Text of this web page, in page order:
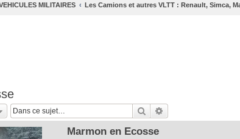
MILITAIRES Les Camions et autres VLTT : Renault, Simca,
Rechercher
Marmon en Ecosse